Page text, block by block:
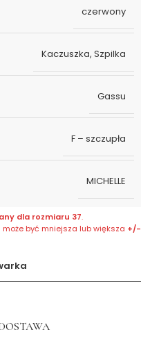
czerwony
Kaczuszka, Szpilka
Gassu
F – szczupła
MICHELLE
dla rozmiaru 37.
być mniejsza lub większa +/-